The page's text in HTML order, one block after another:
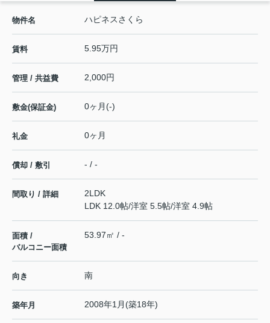
物件名 ハピネスさくら
賃料 5.95万円
管理 / 共益費 2,000円
敷金(保証金) 0ヶ月(-)
礼金 0ヶ月
償却 / 敷引 - / -
間取り / 詳細
2LDK
LDK 12.0帖/洋室 5.5帖/洋室 4.9帖
面積 /
バルコニー面積
53.97㎡ / -
向き 南
築年月 2008年1月(築18年)